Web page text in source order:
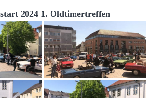
2024 1. Oldtimertreffen